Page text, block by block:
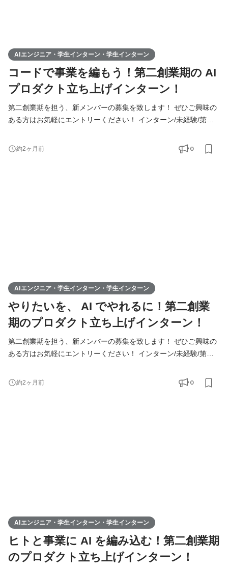
AIエンジニア・学生インターン・学生インターン
コードで事業を編もう！第二創業期の AI
プロダクト立ち上げインターン！
第二創業期を担う、新メンバーの募集を致します！ ぜひご興味の
ある方はお気軽にエントリーください！ インターン/未経験/第二
https://youtu.be/toEAvZnFaho?si=wqt3GJy5nk34K8iy ◆Tiktokで社
員の日常を公開中！ https://www.tiktok.com/@remindrecruit?
約2ヶ月前 0
AIエンジニア・学生インターン・学生インターン
やりたいを、 AI でやれるに！第二創業
期のプロダクト立ち上げインターン！
第二創業期を担う、新メンバーの募集を致します！ ぜひご興味の
ある方はお気軽にエントリーください！ インターン/未経験/第二
https://youtu.be/toEAvZnFaho?si=wqt3GJy5nk34K8iy ◆Tiktokで社
約2ヶ月前 0
AIエンジニア・学生インターン・学生インターン
ヒトと事業に AI を編み込む！第二創業期
のプロダクト立ち上げインターン！